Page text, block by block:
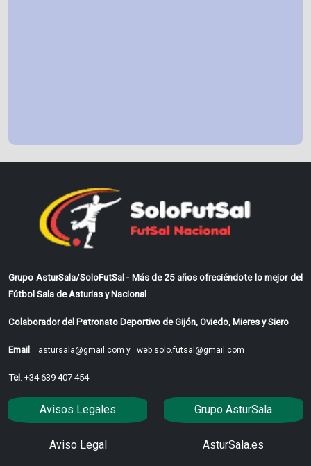
Grupo AsturSala/SoloFutSal - Más de 25 años ofreciéndote lo mejor del
Fútbol Sala de Asturias y Nacional
Colaborador del Patronato Deportivo de Gijón, Oviedo, Mieres y Siero
Email: astursala@gmail.com y web.solo.futsal@gmail.com
Tel: +34 639 407 454
Avisos Legales
Aviso Legal
Grupo AsturSala
AsturSala.es